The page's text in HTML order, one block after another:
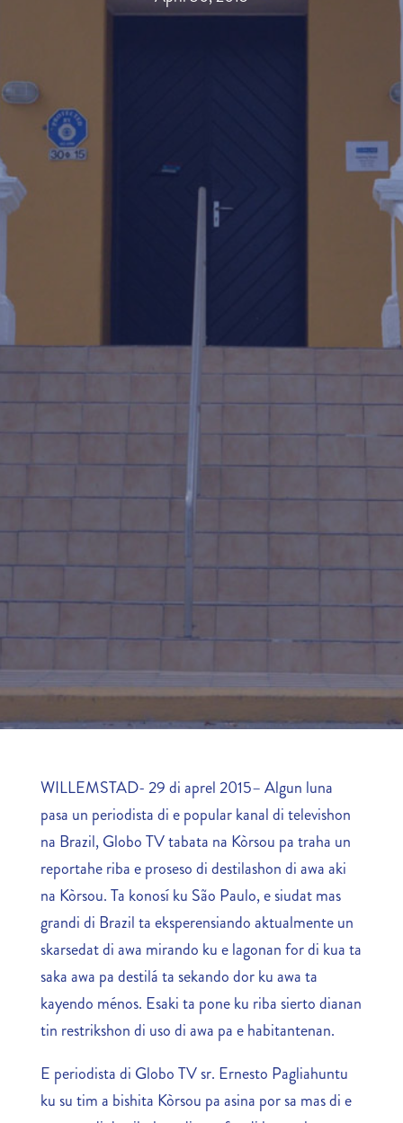
WILLEMSTAD- 29 di aprel 2015– Algun luna
pasa un periodista di e popular kanal di televishon
na Brazil, Globo TV tabata na Kòrsou pa traha un
reportahe riba e proseso di destilashon di awa aki
na Kòrsou. Ta konosí ku São Paulo, e siudat mas
grandi di Brazil ta eksperensiando aktualmente un
skarsedat di awa mirando ku e lagonan for di kua ta
saka awa pa destilá ta sekando dor ku awa ta
kayendo ménos. Esaki ta pone ku riba sierto dianan
tin restrikshon di uso di awa pa e habitantenan.
E periodista di Globo TV sr. Ernesto Pagliahuntu
ku su tim a bishita Kòrsou pa asina por sa mas di e